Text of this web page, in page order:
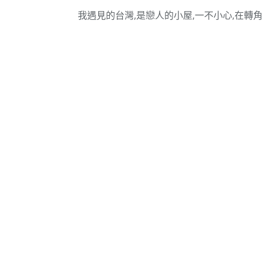
我遇見的台灣,是戀人的小屋,一不小心,在轉